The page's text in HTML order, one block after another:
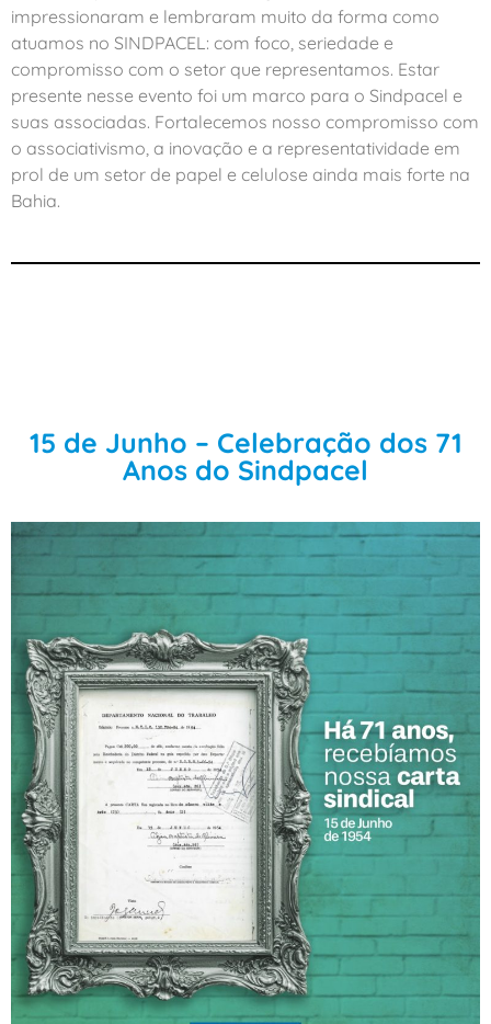
impressionaram e lembraram muito da forma como
atuamos no SINDPACEL: com foco, seriedade e
compromisso com o setor que representamos. Estar
presente nesse evento foi um marco para o Sindpacel e
suas associadas. Fortalecemos nosso compromisso com
o associativismo, a inovação e a representatividade em
prol de um setor de papel e celulose ainda mais forte na
Bahia.
15 de Junho – Celebração dos 71
Anos do Sindpacel